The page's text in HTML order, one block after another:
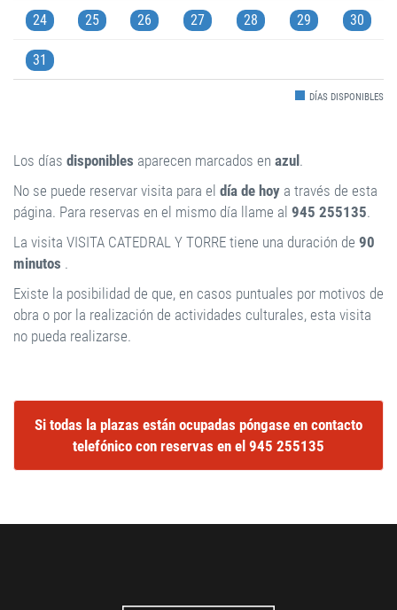
24 25 26 27 28 29 30
31
DÍAS DISPONIBLES
Los días disponibles aparecen marcados en azul .
No se puede reservar visita para el día de hoy a través de esta
página. Para reservas en el mismo día llame al 945 255135.
La visita VISITA CATEDRAL Y TORRE tiene una duración de 90
minutos .
Existe la posibilidad de que, en casos puntuales por motivos de
obra o por la realización de actividades culturales, esta visita
no pueda realizarse.
Si todas la plazas están ocupadas póngase en contacto
telefónico con reservas en el 945 255135